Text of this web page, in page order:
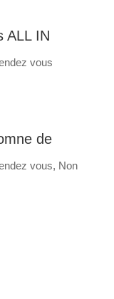
ALL IN
vous
de
vous, Non